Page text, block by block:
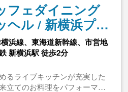
フェダイニング
ヘル / 新横浜プ…
浜線、東海道新幹線、市営地
新横浜駅 徒歩2分
るライブキッチンが充実した
立てのお料理をパフォーマ…